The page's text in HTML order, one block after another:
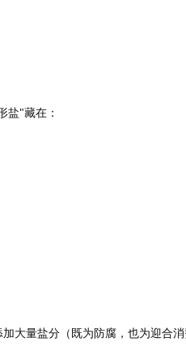
盐"藏在：
大量盐分（既为防腐，也为迎合